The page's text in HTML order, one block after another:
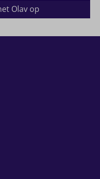
Olav op